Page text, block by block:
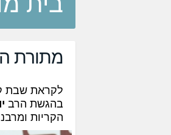
מתורת
לקראת שבת
בהגשת הרב
הקריות